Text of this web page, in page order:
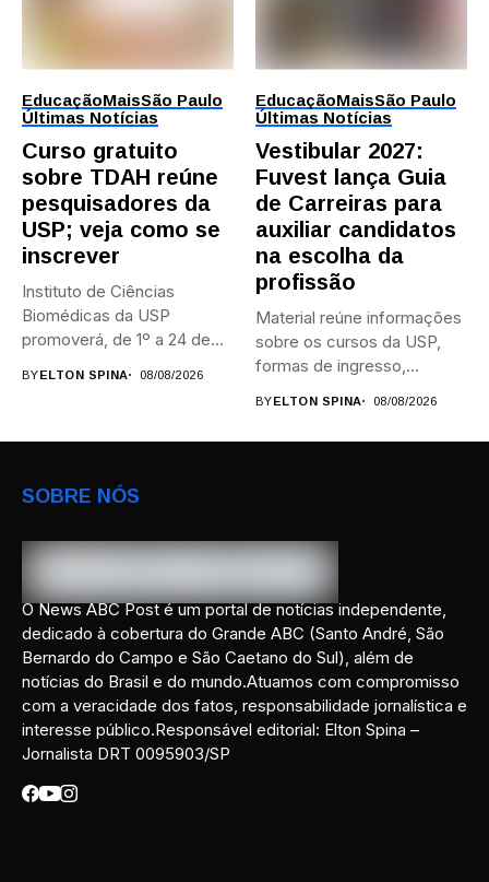
EducaçãoMaisSão Paulo
Últimas Notícias
Curso gratuito
sobre TDAH reúne
pesquisadores da
USP; veja como se
inscrever
Instituto de Ciências
Biomédicas da USP
promoverá, de 1º a 24 de...
BYELTON SPINA 08/08/2026
EducaçãoMaisSão Paulo
Últimas Notícias
Vestibular 2027:
Fuvest lança Guia
de Carreiras para
auxiliar candidatos
na escolha da
profissão
Material reúne informações
sobre os cursos da USP,
formas de ingresso,
BYELTON SPINA 08/08/2026
SOBRE NÓS
O News ABC Post é um portal de notícias independente,
dedicado à cobertura do Grande ABC (Santo André, São
Bernardo do Campo e São Caetano do Sul), além de
notícias do Brasil e do mundo.Atuamos com compromisso
com a veracidade dos fatos, responsabilidade jornalística e
interesse público.Responsável editorial: Elton Spina –
Jornalista DRT 0095903/SP